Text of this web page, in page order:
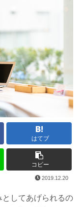
はてブ
コピー
2019.12.20
してあげられるの